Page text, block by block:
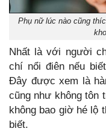
Phụ nữ lúc nào cũng
Nhất là với người
chí nổi điên nếu
Đây được xem là
cũng như không tôn
không bao giờ hé lộ
biết.